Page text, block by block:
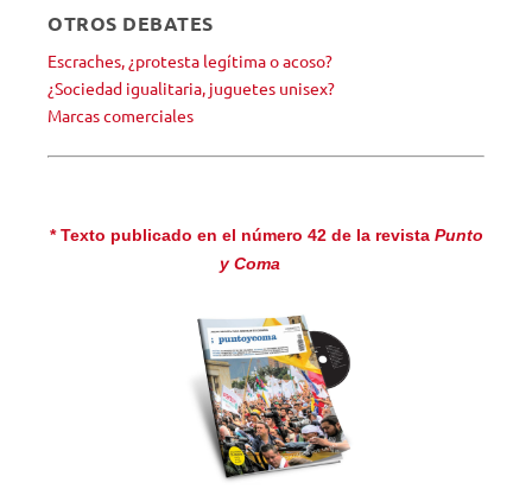
OTROS DEBATES
Escraches, ¿protesta legítima o acoso?
¿Sociedad igualitaria, juguetes unisex?
Marcas comerciales
* Texto publicado en el número 42 de la revista Punto
y Coma